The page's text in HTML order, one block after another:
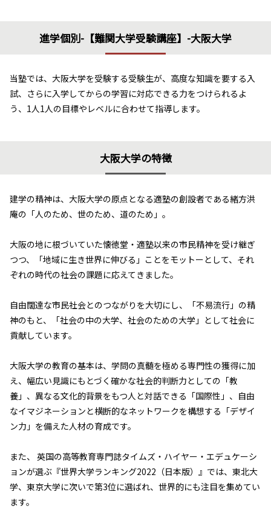
進学個別-【難関大学受験講座】-大阪大学
当塾では、大阪大学を受験する受験生が、高度な知識を要する入
試、さらに入学してからの学習に対応できる力をつけられるよ
う、1人1人の目標やレベルに合わせて指導します。
大阪大学の特徴
建学の精神は、大阪大学の原点となる適塾の創設者である緒方洪
庵の「人のため、世のため、道のため」。
大阪の地に根づいていた懐徳堂・適塾以来の市民精神を受け継ぎ
つつ、「地域に生き世界に伸びる」ことをモットーとして、それ
ぞれの時代の社会の課題に応えてきました。
自由闊達な市民社会とのつながりを大切にし、「不易流行」の精
神のもと、「社会の中の大学、社会のための大学」として社会に
貢献しています。
大阪大学の教育の基本は、学問の真髄を極める専門性の獲得に加
え、幅広い見識にもとづく確かな社会的判断力としての「教
養」、異なる文化的背景をもつ人と対話できる「国際性」、自由
なイマジネーションと横断的なネットワークを構想する「デザイ
ン力」を備えた人材の育成です。
また、 英国の高等教育専門誌タイムズ・ハイヤー・エデュケーシ
ョンが選ぶ『世界大学ランキング2022（日本版）』では、東北大
学、東京大学に次いで第3位に選ばれ、世界的にも注目を集めてい
ます。